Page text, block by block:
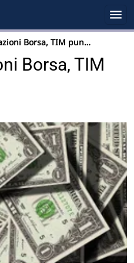
Borsa, TIM pun…
Borsa, TIM